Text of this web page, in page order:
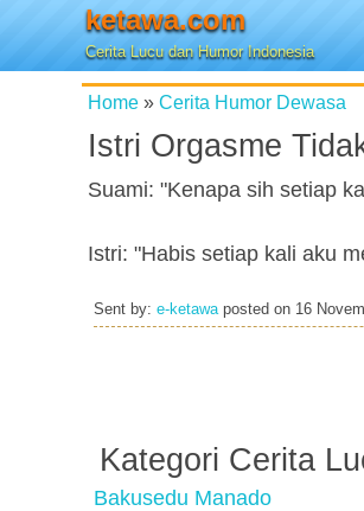
ketawa.com
Cerita Lucu dan Humor Indonesia
Home » Cerita Humor Dewasa
Istri Orgasme
Suami: "Kenapa sih setiap
Istri: "Habis setiap kali aku
Sent by: e-ketawaposted on 16
Kategori Cerita
Bakusedu Manado